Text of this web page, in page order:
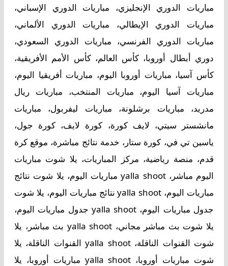
مباريات الدوري الإنجليزي، مباريات الدوري الإسباني،
مباريات الدوري الإيطالي، مباريات الدوري الألماني،
مباريات الدوري الفرنسي، مباريات الدوري السعودي،
دوري أبطال أوروبا، كأس العالم، كأس الأمم الأفريقية،
كأس آسيا، مباريات أوروبا اليوم، مباريات أفريقيا اليوم،
مباريات آسيا اليوم، مباريات المنتخب، مباريات ريال
مدريد، مباريات برشلونة، مباريات ليفربول، مباريات
مانشستر سيتي، لايف كورة، كورة لايف، كورة جول،
ياسين تي في، كورة ستار، خدمة نتائج مباشرة، موقع كرة
قدم، منصة رياضية، مركز المباريات، يلا شوت مباريات
اليوم مباشر، yalla shoot مباريات اليوم، يلا شوت نتائج
مباريات اليوم، yalla shoot نتائج مباريات اليوم، يلا شوت
جدول مباريات اليوم، yalla shoot جدول مباريات اليوم،
يلا شوت بث مباشر مجاني، yalla shoot بث مباشر، يلا
شوت القنوات الناقلة، yalla shoot القنوات الناقلة، يلا
شوت مباريات أوروبا، yalla shoot مباريات أوروبا، يلا